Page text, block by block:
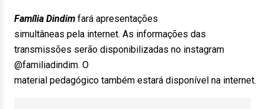
Família Dindim fará apresentações
simultâneas pela internet. As informações das
transmissões serão disponibilizadas no instagram
@familiadindim. O
material pedagógico também estará disponível na internet.